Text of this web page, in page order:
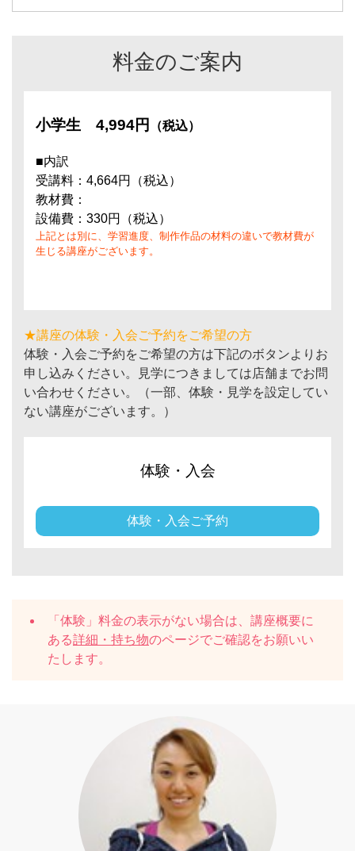
料金のご案内
小学生 4,994円 （税込）
■内訳
受講料：4,664円（税込）
教材費：
設備費：330円（税込）
上記とは別に、学習進度、制作作品の材料の違いで教材費が
生じる講座がございます。
★講座の体験・入会ご予約をご希望の方
体験・入会ご予約をご希望の方は下記のボタンよりお
申し込みください。見学につきましては店舗までお問
い合わせください。（一部、体験・見学を設定してい
ない講座がございます。）
体験・入会
体験・入会ご予約
「体験」料金の表示がない場合は、講座概要に
ある詳細・持ち物のページでご確認をお願いい
たします。